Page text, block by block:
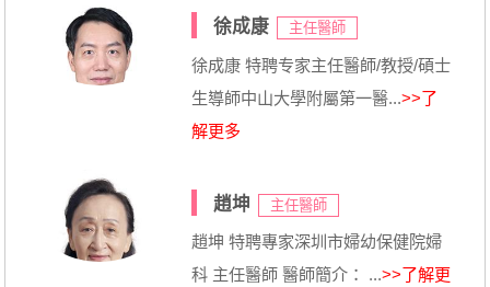
徐成康 主任醫師
徐成康 特聘专家主任醫師/教授/碩士
生導師中山大學附屬第一醫...>>了
解更多
趙坤 主任醫師
趙坤 特聘專家深圳市婦幼保健院婦
科 主任醫師 醫師簡介： ...>>了解更